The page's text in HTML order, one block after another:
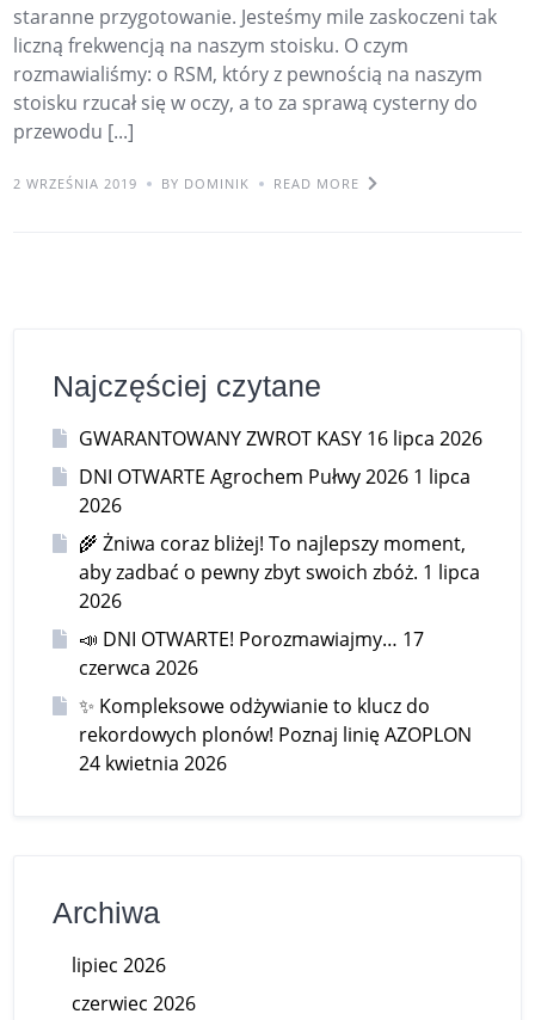
staranne przygotowanie. Jesteśmy mile zaskoczeni tak
liczną frekwencją na naszym stoisku. O czym
rozmawialiśmy: o RSM, który z pewnością na naszym
stoisku rzucał się w oczy, a to za sprawą cysterny do
przewodu [...]
2 WRZEŚNIA 2019 BY DOMINIK READ MORE
Najczęściej czytane
GWARANTOWANY ZWROT KASY 16 lipca 2026
DNI OTWARTE Agrochem Pułwy 2026 1 lipca
2026
🌾 Żniwa coraz bliżej! To najlepszy moment,
aby zadbać o pewny zbyt swoich zbóż. 1 lipca
2026
📣 DNI OTWARTE! Porozmawiajmy… 17
czerwca 2026
✨ Kompleksowe odżywianie to klucz do
rekordowych plonów! Poznaj linię AZOPLON
24 kwietnia 2026
Archiwa
lipiec 2026
czerwiec 2026